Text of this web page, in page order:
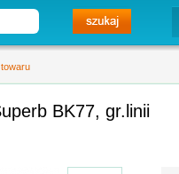
BK77, gr.linii